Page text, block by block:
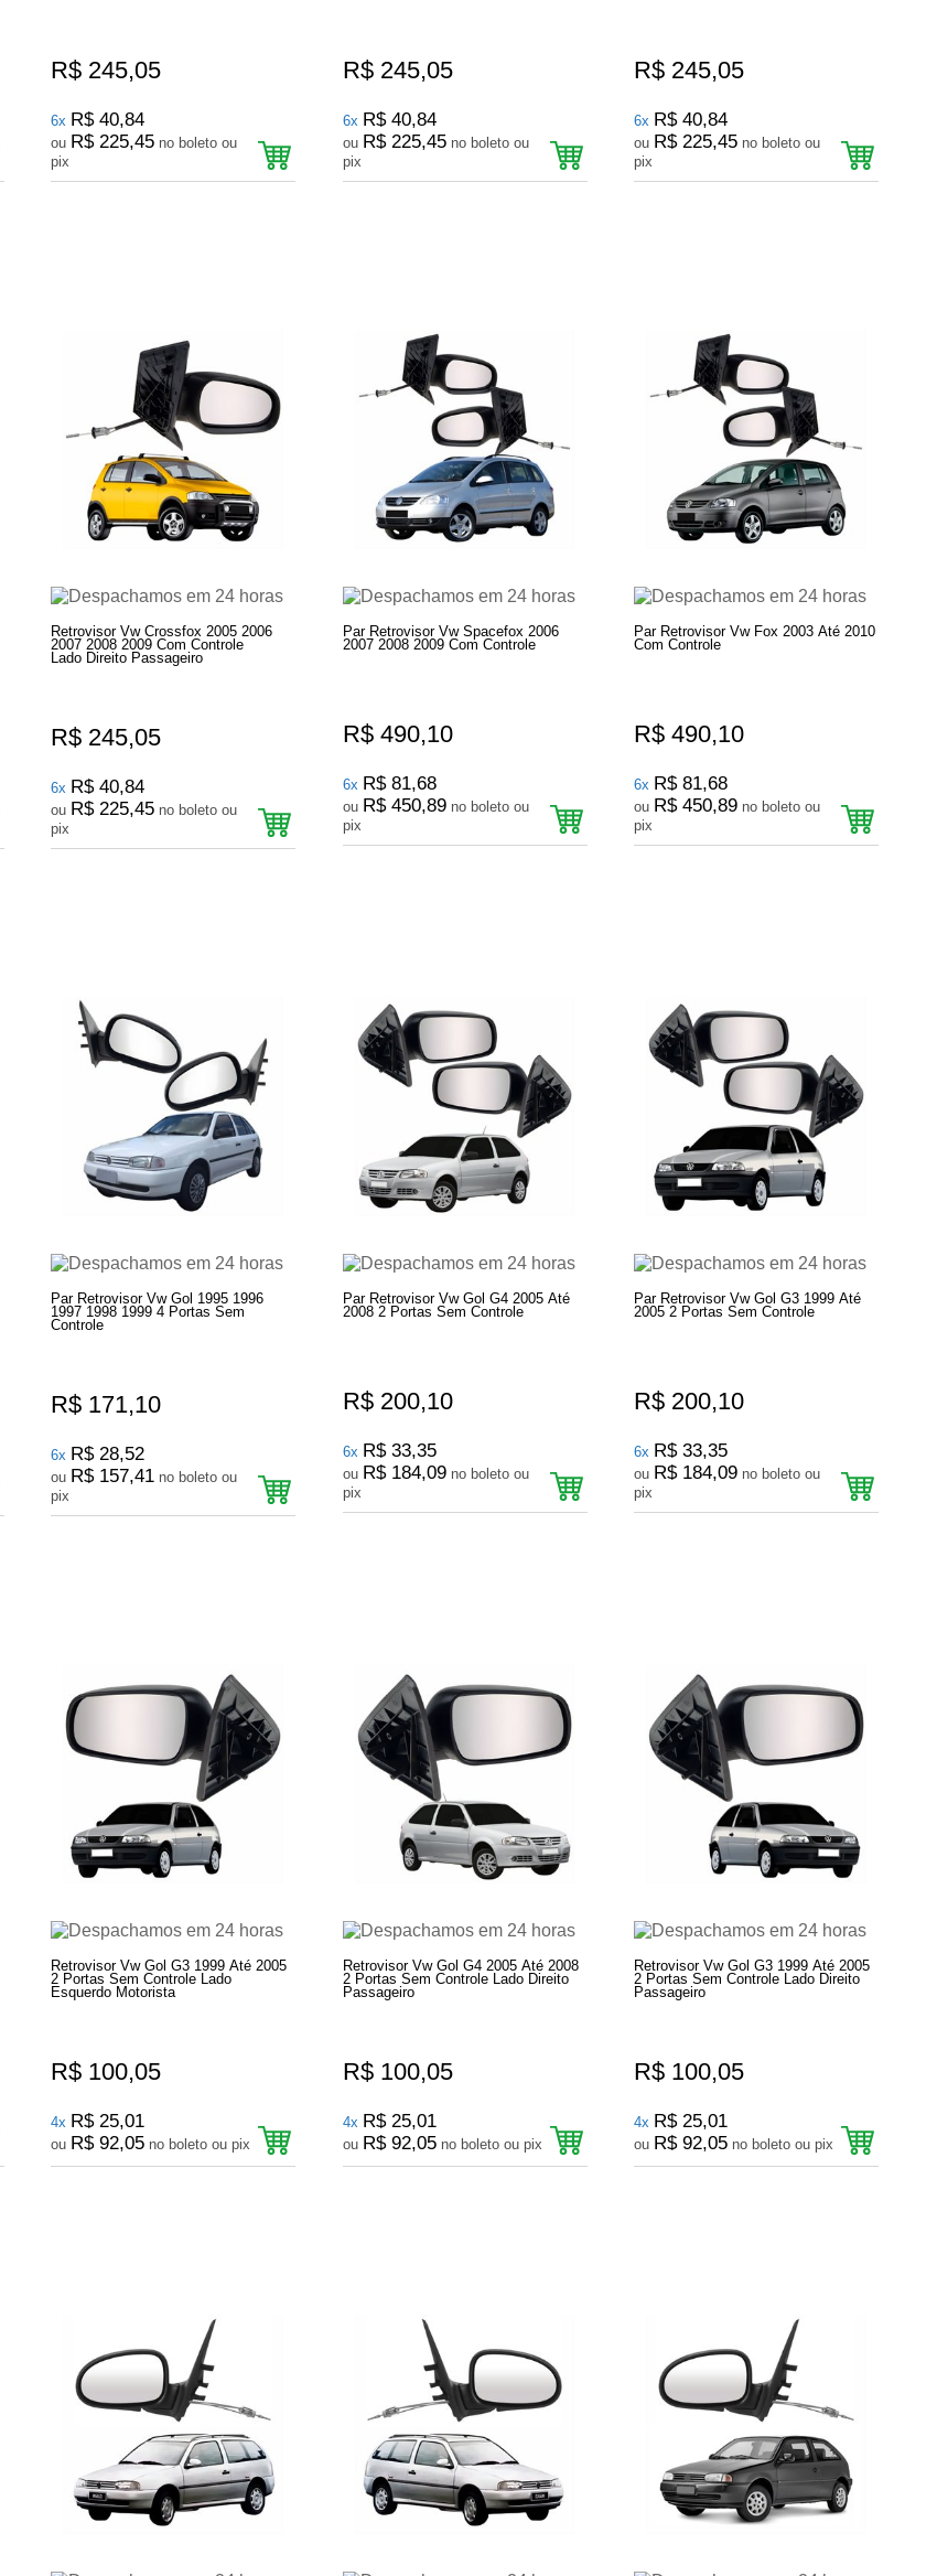
R$ 245,05
6x R$ 40,84
ou R$ 225,45 no boleto ou
pix
R$ 245,05
6x R$ 40,84
ou R$ 225,45 no boleto ou
pix
R$ 245,05
6x R$ 40,84
ou R$ 225,45 no boleto ou
pix
Retrovisor Vw Crossfox 2005 2006
2007 2008 2009 Com Controle
Lado Direito Passageiro
R$ 245,05
6x R$ 40,84
ou R$ 225,45 no boleto ou
pix
Par Retrovisor Vw Spacefox 2006
2007 2008 2009 Com Controle
R$ 490,10
6x R$ 81,68
ou R$ 450,89 no boleto ou
pix
Par Retrovisor Vw Fox 2003 Até 2010
Com Controle
R$ 490,10
6x R$ 81,68
ou R$ 450,89 no boleto ou
pix
Par Retrovisor Vw Gol 1995 1996
1997 1998 1999 4 Portas Sem
Controle
R$ 171,10
6x R$ 28,52
ou R$ 157,41 no boleto ou
pix
Par Retrovisor Vw Gol G4 2005 Até
2008 2 Portas Sem Controle
R$ 200,10
6x R$ 33,35
ou R$ 184,09 no boleto ou
pix
Par Retrovisor Vw Gol G3 1999 Até
2005 2 Portas Sem Controle
R$ 200,10
6x R$ 33,35
ou R$ 184,09 no boleto ou
pix
Retrovisor Vw Gol G3 1999 Até 2005
2 Portas Sem Controle Lado
Esquerdo Motorista
R$ 100,05
4x R$ 25,01
ou R$ 92,05 no boleto ou pix
Retrovisor Vw Gol G4 2005 Até 2008
2 Portas Sem Controle Lado Direito
Passageiro
R$ 100,05
4x R$ 25,01
ou R$ 92,05 no boleto ou pix
Retrovisor Vw Gol G3 1999 Até 2005
2 Portas Sem Controle Lado Direito
Passageiro
R$ 100,05
4x R$ 25,01
ou R$ 92,05 no boleto ou pix